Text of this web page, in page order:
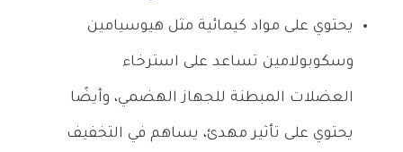
يحتوي على مواد كيمائية مثل هيوسيامين
وسكوبولامين تساعد على استرخاء
العضلات المبطنة للجهاز الهضمي، وأيضًا
يحتوي على تأثير مهدئ، يساهم في التخفيف